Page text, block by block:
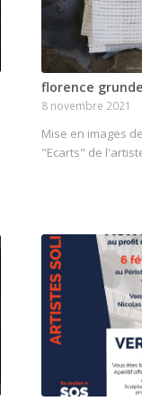
florence
8 novembre 2021
Mise en images
"Ecarts" de